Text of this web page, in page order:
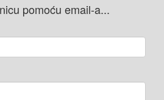
pomoću email-a...